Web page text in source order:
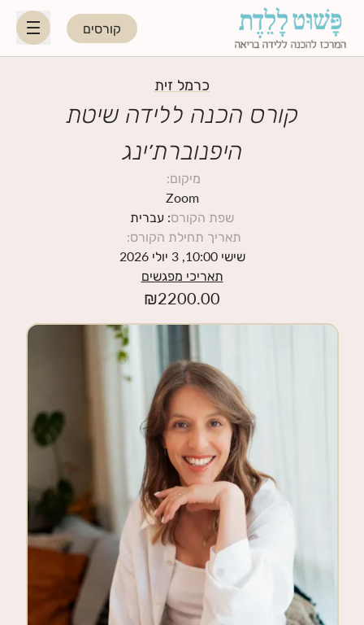
קורסים
היפנוברת׳ינג
תאריכי קורסים קרובים
בלוג
כרמל זית
קורס הכנה ללידה שיטת
היפנוברת׳ינג
מיקום:
Zoom
שפת הקורס: עברית
תאריך תחילת הקורס:
שישי 10:00, 3 יולי 2026
תאריכי מפגשים
₪2200.00